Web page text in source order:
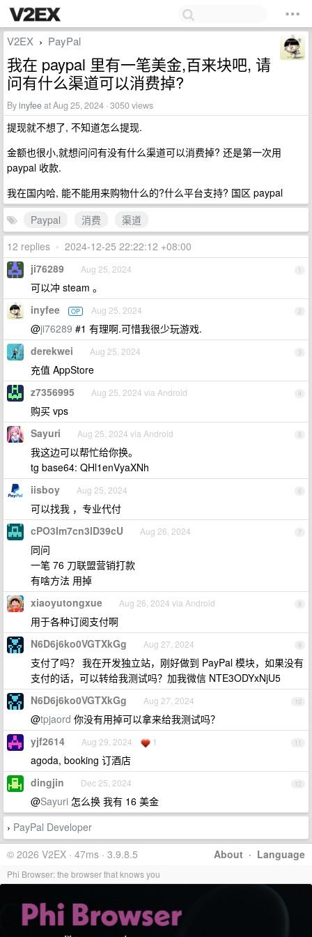
V2EX › PayPal
我在 paypal 里有一笔美金,百来块吧, 请
问有什么渠道可以消费掉?
Byinyfeeat Aug 25, 2024 · 3050 views
提现就不想了, 不知道怎么提现.
金额也很小,就想问问有没有什么渠道可以消费掉? 还是第一次用
paypal 收款.
我在国内哈, 能不能用来购物什么的?什么平台支持? 国区 paypal
Paypal
消费
渠道
12 replies • 2024-12-25 22:22:12 +08:00
1
ji76289 Aug 25, 2024
可以冲 steam 。
2
inyfee OP Aug 25, 2024
@ji76289 #1 有理啊.可惜我很少玩游戏.
3
derekwei Aug 25, 2024
充值 AppStore
4
z7356995 Aug 25, 2024 via Android
购买 vps
5
Sayuri Aug 25, 2024 via Android
我这边可以帮忙给你换。
tg base64: QHl1enVyaXNh
6
iisboy Aug 25, 2024
可以找我 ，专业代付
7
cPO3Im7cn3lD39cU Aug 26, 2024
同问
一笔 76 刀联盟营销打款
有啥方法 用掉
8
xiaoyutongxue Aug 26, 2024 via Android
用于各种订阅支付啊
9
N6D6j6ko0VGTXkGg Aug 27, 2024
支付了吗？ 我在开发独立站，刚好做到 PayPal 模块，如果没有
支付的话，可以转给我测试吗？加我微信 NTE3ODYxNjU5
10
N6D6j6ko0VGTXkGg Aug 27, 2024
@tpjaord 你没有用掉可以拿来给我测试吗？
11
yjf2614 Aug 29, 2024 1
agoda, booking 订酒店
12
dingjin Dec 25, 2024
@Sayuri 怎么换 我有 16 美金
› PayPal Developer
About · Language
© 2026 V2EX · 47ms · 3.9.8.5
Phi Browser: the browser that knows you